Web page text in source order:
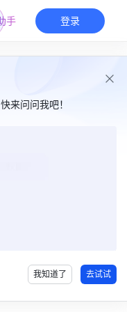
手
来问问我吧！
我知道了 去试试
登录